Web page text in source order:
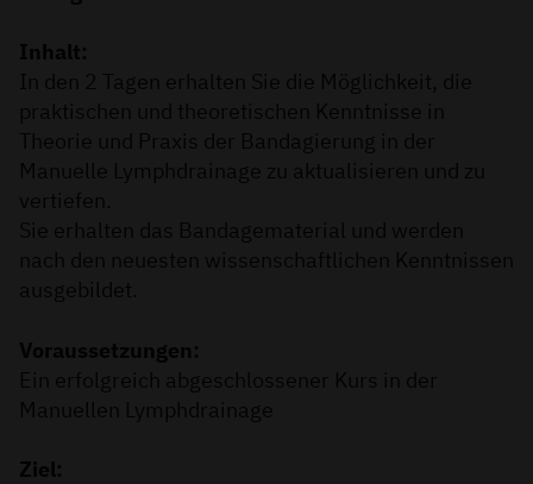
Inhalt:
In den 2 Tagen erhalten Sie die Möglichkeit, die
praktischen und theoretischen Kenntnisse in
Theorie und Praxis der Bandagierung in der
Manuelle Lymphdrainage zu aktualisieren und zu
vertiefen.
Sie erhalten das Bandagematerial und werden
nach den neuesten wissenschaftlichen Kenntnissen
ausgebildet.
Voraussetzungen:
Ein erfolgreich abgeschlossener Kurs in der
Manuellen Lymphdrainage
Ziel: